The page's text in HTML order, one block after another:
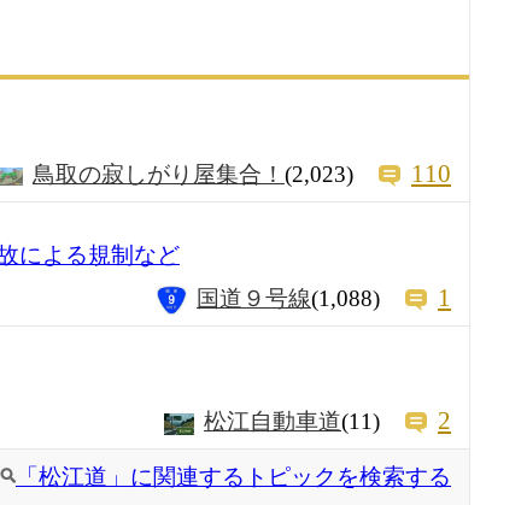
鳥取の寂しがり屋集合！ (2,023) 110
による規制など
国道９号線(1,088) 1
松江自動車道(11) 2
「松江道」に関連するトピックを検索する